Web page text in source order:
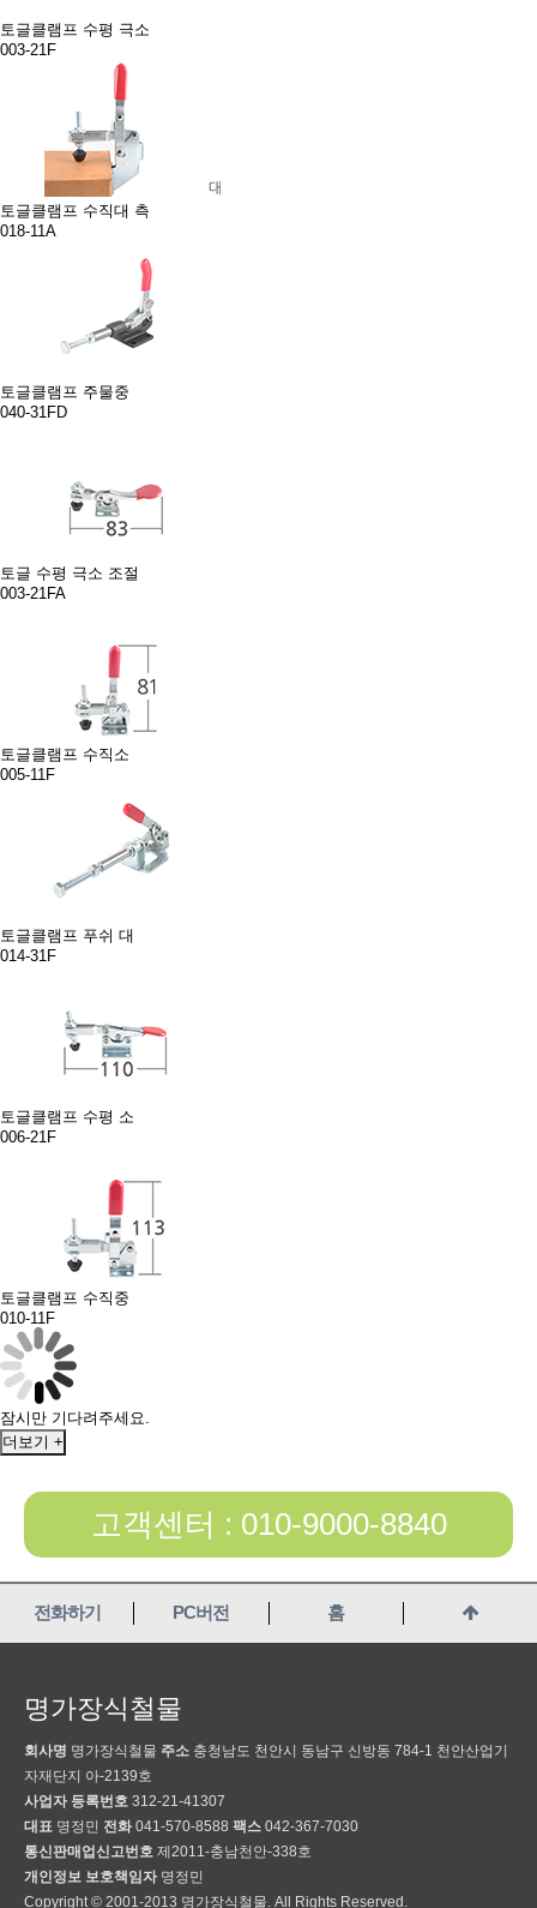
토글클램프 수평 극소
003-21F
토글클램프 수직대 측
018-11A
토글클램프 주물중
040-31FD
토글 수평 극소 조절
003-21FA
토글클램프 수직소
005-11F
토글클램프 푸쉬 대
014-31F
토글클램프 수평 소
006-21F
토글클램프 수직중
010-11F
잠시만 기다려주세요.
더보기 +
고객센터 : 010-9000-8840
전화하기 PC버전 홈
명가장식철물
회사명 명가장식철물 주소 충청남도 천안시 동남구 신방동 784-1 천안산업기
자재단지 아-2139호
사업자 등록번호 312-21-41307
대표 명정민 전화 041-570-8588 팩스 042-367-7030
통신판매업신고번호 제2011-충남천안-338호
개인정보 보호책임자 명정민
Copyright © 2001-2013 명가장식철물. All Rights Reserved.